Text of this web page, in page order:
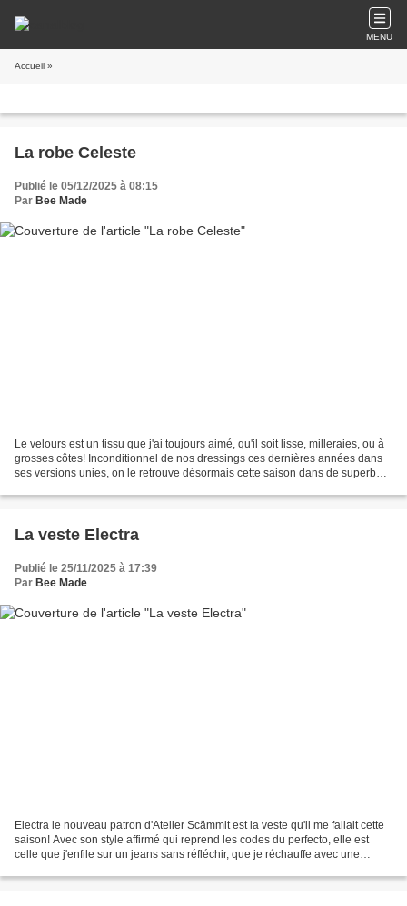
MENU
Accueil »
La robe Celeste
Publié le 05/12/2025 à 08:15
Par Bee Made
Le velours est un tissu que j'ai toujours aimé, qu'il soit lisse, milleraies, ou à
grosses côtes! Inconditionnel de nos dressings ces dernières années dans
ses versions unies, on le retrouve désormais cette saison dans de superbes
La veste Electra
Publié le 25/11/2025 à 17:39
Par Bee Made
Electra le nouveau patron d'Atelier Scämmit est la veste qu'il me fallait cette
saison! Avec son style affirmé qui reprend les codes du perfecto, elle est
celle que j'enfile sur un jeans sans réfléchir, que je réchauffe avec une